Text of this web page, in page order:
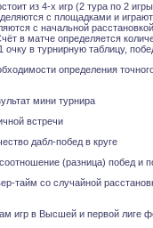
из 4-х игр (2 тура по 2
с площадками и
с начальной
в матче определяется
очку в турнирную таблицу,
определения
мини турнира
встречи
дабл-побед в круге
(разница) побед и
тайм со случайной
игр в Высшей и первой лиге